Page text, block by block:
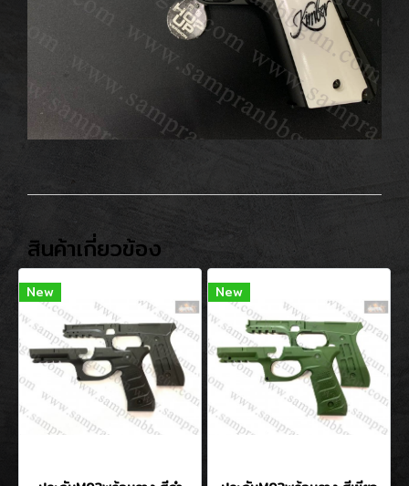
สินค้าเกี่ยวข้อง
New New